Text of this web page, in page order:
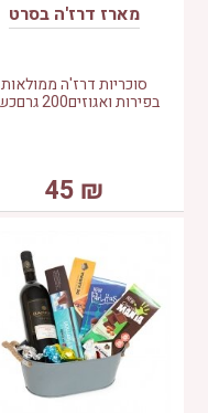
מארז דרז'ה בסרט
סוכריות דרז'ה ממולאות
בפירות ואגוזים200 גרםכשר
₪
45